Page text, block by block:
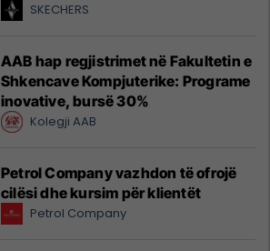
SKECHERS
AAB hap regjistrimet në Fakultetin e
Shkencave Kompjuterike: Programe
inovative, bursë 30%
Kolegji AAB
Petrol Company vazhdon të ofrojë
cilësi dhe kursim për klientët
Petrol Company